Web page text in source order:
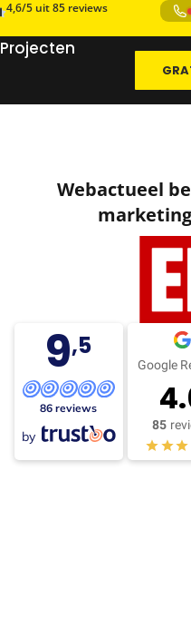
4,6/5 uit 85 reviews
Projecten
Webactueel
9,5
86 reviews
by
Google
85